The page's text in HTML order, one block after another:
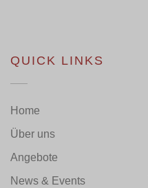
QUICK LINKS
Home
Über uns
Angebote
News & Events